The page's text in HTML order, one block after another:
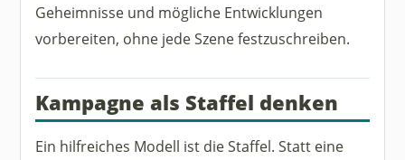
Geheimnisse und mögliche Entwicklungen
vorbereiten, ohne jede Szene festzuschreiben.
Kampagne als Staffel denken
Ein hilfreiches Modell ist die Staffel. Statt eine